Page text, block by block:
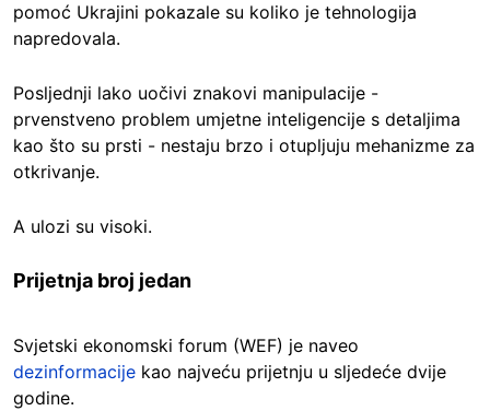
pomoć Ukrajini pokazale su koliko je tehnologija
napredovala.
Posljednji lako uočivi znakovi manipulacije -
prvenstveno problem umjetne inteligencije s detaljima
kao što su prsti - nestaju brzo i otupljuju mehanizme za
otkrivanje.
A ulozi su visoki.
Prijetnja broj jedan
Svjetski ekonomski forum (WEF) je naveo
dezinformacije kao najveću prijetnju u sljedeće dvije
godine.